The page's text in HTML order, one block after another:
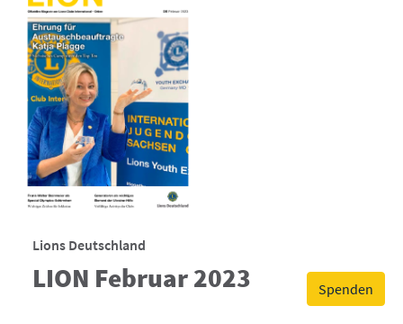
Spenden
Lions Deutschland
LION Februar 2023